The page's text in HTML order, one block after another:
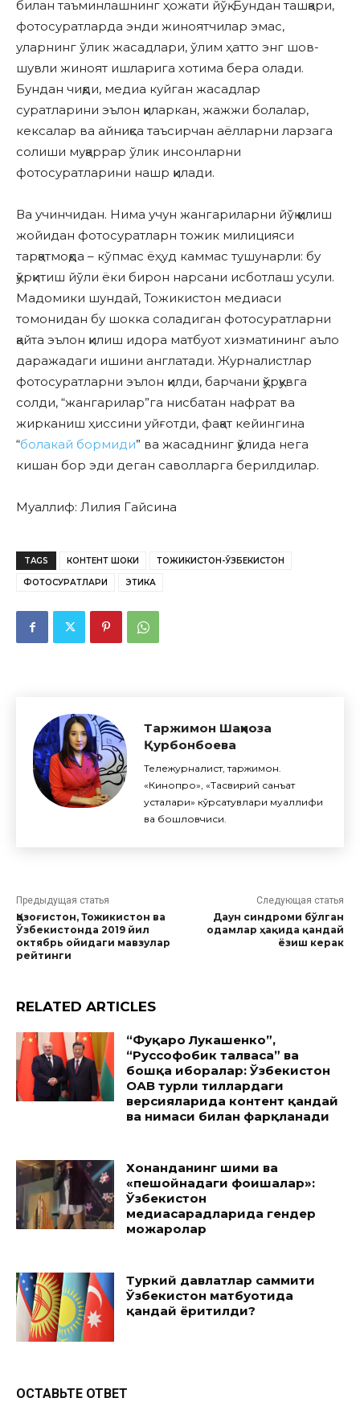
билан таъминлашнинг ҳожати йўқ. Бундан ташқари,
фотосуратларда энди жиноятчилар эмас,
уларнинг ўлик жасадлари, ўлим ҳатто энг шов-
шувли жиноят ишларига хотима бера олади.
Бундан чиқди, медиа куйган жасадлар
суратларини эълон қиларкан, жажжи болалар,
кексалар ва айниқса таъсирчан аёлларни ларзага
солиши муқаррар ўлик инсонларни
фотосуратларини нашр қилади.
Ва учинчидан. Нима учун жангариларни йўқ қилиш
жойидан фотосуратларн тожик милицияси
тарқатмоқда – кўпмас ёҳуд каммас тушунарли: бу
қўрқитиш йўли ёки бирон нарсани исботлаш усули.
Мадомики шундай, Тожикистон медиаси
томонидан бу шокка соладиган фотосуратларни
қайта эълон қилиш идора матбуот хизматининг аъло
даражадаги ишини англатади. Журналистлар
фотосуратларни эълон қилди, барчани қўрқувга
солди, “жангарилар”га нисбатан нафрат ва
жирканиш ҳиссини уйғотди, фақат кейингина
“болакай бормиди” ва жасаднинг қўлида нега
кишан бор эди деган саволларга берилдилар.
Муаллиф: Лилия Гайсина
TAGS КОНТЕНТ ШОКИ ТОЖИКИСТОН-ЎЗБЕКИСТОН
ФОТОСУРАТЛАРИ ЭТИКА
Таржимон Шаҳноза
Қурбонбоева
Тележурналист, таржимон.
«Кинопро», «Тасвирий санъат
усталари» кўрсатувлари муаллифи
ва бошловчиси.
Предыдущая статья
Қозоғистон, Тожикистон ва
Ўзбекистонда 2019 йил
октябрь ойидаги мавзулар
рейтинги
Следующая статья
Даун синдроми бўлган
одамлар ҳақида қандай
ёзиш керак
RELATED ARTICLES
“Фуқаро Лукашенко”,
“Руссофобик талваса” ва
бошқа иборалар: Ўзбекистон
ОАВ турли тиллардаги
версияларида контент қандай
ва нимаси билан фарқланади
Хонанданинг шими ва
«пешойнадаги фоҳишалар»:
Ўзбекистон
медиасарҳадларида гендер
можаролар
Туркий давлатлар саммити
Ўзбекистон матбуотида
қандай ёритилди?
ОСТАВЬТЕ ОТВЕТ